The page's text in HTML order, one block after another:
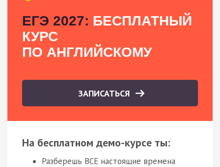
ЕГЭ 2027: БЕСПЛАТНЫЙ
КУРС
ПО АНГЛИЙСКОМУ
ЗАПИСАТЬСЯ
На бесплатном демо-курсе ты:
Разберешь ВСЕ настоящие времена